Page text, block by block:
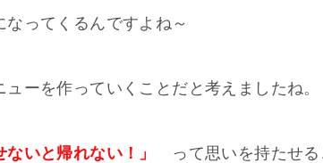
ってくるんですよね～
ーを作っていくことだと考えましたね。
いと帰れない！」
って思いを持たせる